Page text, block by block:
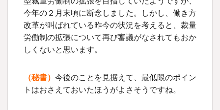
今年の２月末頃に断念しました。しかし、働き方
改革が叫ばれている昨今の状況を考えると、裁量
労働制の拡張について再び審議がなされてもおか
しくないと思います。
（秘書） 今後のことを見据えて、最低限のポイン
トはおさえておいたほうがよさそうですね。